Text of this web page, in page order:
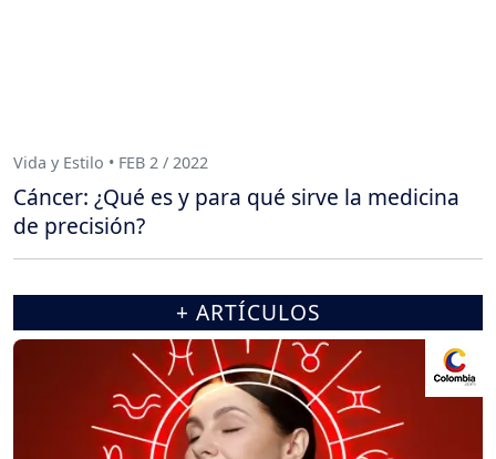
Vida y Estilo • FEB 2 / 2022
Cáncer: ¿Qué es y para qué sirve la medicina
de precisión?
+ ARTÍCULOS